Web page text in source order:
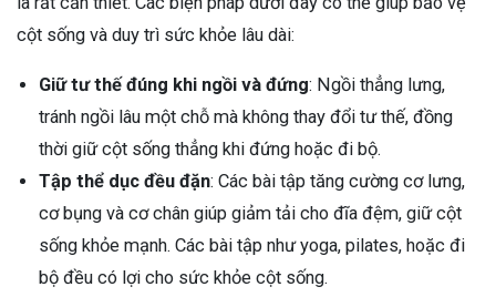
cột sống và duy trì sức khỏe lâu dài:
Giữ tư thế đúng khi ngồi và đứng: Ngồi thẳng lưng,
tránh ngồi lâu một chỗ mà không thay đổi tư thế, đồng
thời giữ cột sống thẳng khi đứng hoặc đi bộ.
Tập thể dục đều đặn: Các bài tập tăng cường cơ lưng,
cơ bụng và cơ chân giúp giảm tải cho đĩa đệm, giữ cột
sống khỏe mạnh. Các bài tập như yoga, pilates, hoặc đi
bộ đều có lợi cho sức khỏe cột sống.